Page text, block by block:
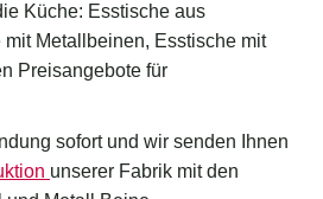
Küche: Esstische aus
Metallbeinen, Esstische mit
Preisangebote für
sofort und wir senden Ihnen
unserer Fabrik mit den